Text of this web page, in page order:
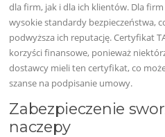
dla firm, jak i dla ich klientów. Dla firm
wysokie standardy bezpieczeństwa,
podwyższa ich reputację. Certyfikat
korzyści finansowe, ponieważ
dostawcy mieli ten certyfikat, co
szanse na podpisanie umowy.
Zabezpieczenie
naczepy